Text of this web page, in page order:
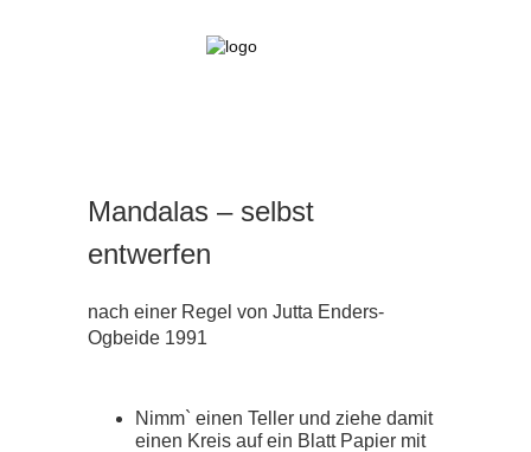
Mandalas – selbst
entwerfen
nach einer Regel von Jutta Enders-
Ogbeide 1991
Nimm` einen Teller und ziehe damit
einen Kreis auf ein Blatt Papier mit